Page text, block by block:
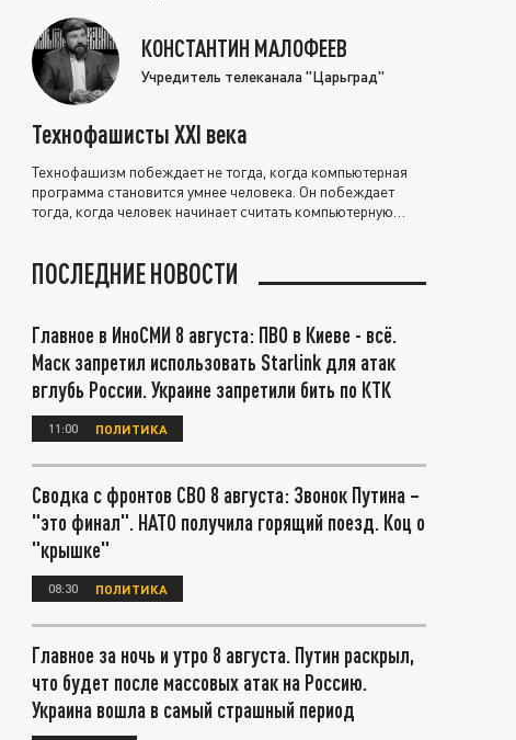
КОНСТАНТИН МАЛОФЕЕВ
Учредитель телеканала "Царьград"
Технофашисты XXI века
Технофашизм побеждает не тогда, когда компьютерная
программа становится умнее человека. Он побеждает
тогда, когда человек начинает считать компьютерную
ПОСЛЕДНИЕ НОВОСТИ
Главное в ИноСМИ 8 августа: ПВО в Киеве - всё.
Маск запретил использовать Starlink для атак
вглубь России. Украине запретили бить по КТК
11:00 ПОЛИТИКА
Сводка с фронтов СВО 8 августа: Звонок Путина –
"это финал". НАТО получила горящий поезд. Коц о
"крышке"
08:30 ПОЛИТИКА
Главное за ночь и утро 8 августа. Путин раскрыл,
что будет после массовых атак на Россию.
Украина вошла в самый страшный период